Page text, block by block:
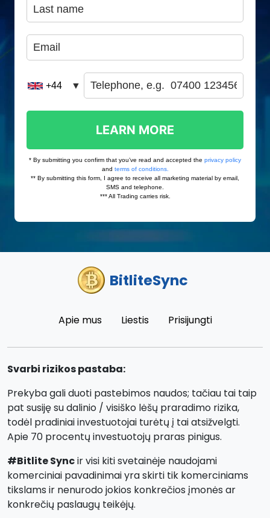
BitliteSync
Apie mus Liestis Prisijungti
Svarbi rizikos pastaba:
Prekyba gali duoti pastebimos naudos; tačiau tai taip
pat susiję su dalinio / visiško lėšų praradimo rizika,
todėl pradiniai investuotojai turėtų į tai atsižvelgti.
Apie 70 procentų investuotojų praras pinigus.
#Bitlite Syncir visi kiti svetainėje naudojami
komerciniai pavadinimai yra skirti tik komerciniams
tikslams ir nenurodo jokios konkrečios įmonės ar
konkrečių paslaugų teikėjų.